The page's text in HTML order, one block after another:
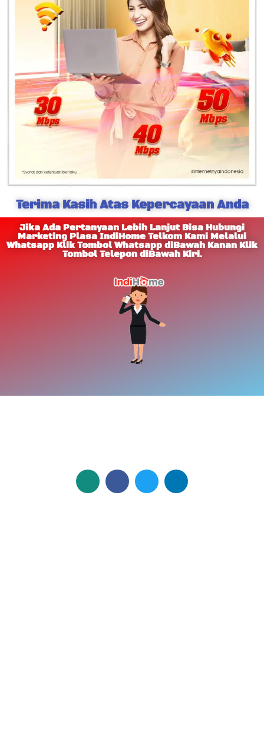
Terima Kasih Atas Kepercayaan Anda
Jika Ada Pertanyaan Lebih Lanjut Bisa Hubungi
Marketing Plasa IndiHome Telkom Kami Melalui
Whatsapp Klik Tombol Whatsapp diBawah Kanan Klik
Tombol Telepon diBawah Kiri.